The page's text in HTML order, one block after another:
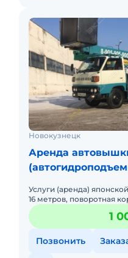
Новокузнецк
Аренда
Услуги (аренда)
16 метров, поворотная
организациями.
расчет. Р
1
Позвонить